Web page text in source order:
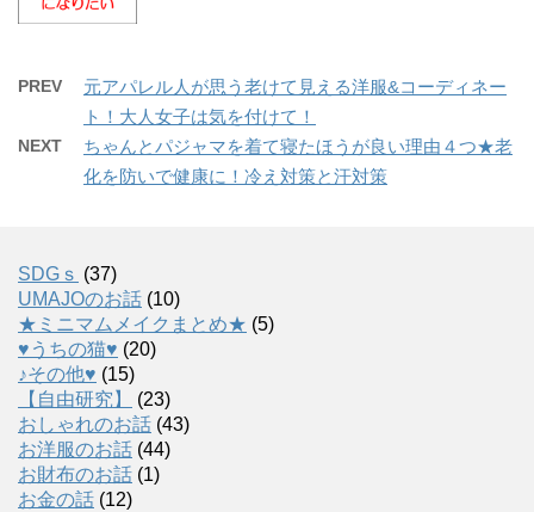
PREV
元アパレル人が思う老けて見える洋服&コーディネー
ト！大人女子は気を付けて！
NEXT
ちゃんとパジャマを着て寝たほうが良い理由４つ★老
化を防いで健康に！冷え対策と汗対策
SDGｓ (37)
UMAJOのお話 (10)
★ミニマムメイクまとめ★ (5)
♥うちの猫♥ (20)
♪その他♥ (15)
【自由研究】
(23)
おしゃれのお話 (43)
お洋服のお話 (44)
お財布のお話 (1)
お金の話 (12)